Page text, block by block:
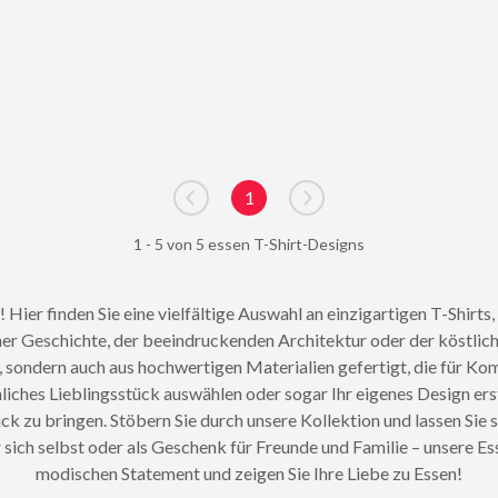
Go to previous page
1
Go to next page
1 - 5 von 5 essen T-Shirt-Designs
! Hier finden Sie eine vielfältige Auswahl an einzigartigen T-
Geschichte, der beeindruckenden Architektur oder der
sondern auch aus hochwertigen Materialien gefertigt, die für
Lieblingsstück auswählen oder sogar Ihr eigenes Design
zu bringen. Stöbern Sie durch unsere Kollektion und lassen
selbst oder als Geschenk für Freunde und Familie – unsere
modischen Statement und zeigen Sie Ihre Liebe zu Essen!